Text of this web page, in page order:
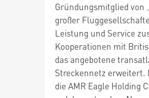
Gründungsmitglied von
großer
Leistung und Service
Kooperationen mit
das angebotene
Streckennetz erweitert.
die AMR Eagle Holding